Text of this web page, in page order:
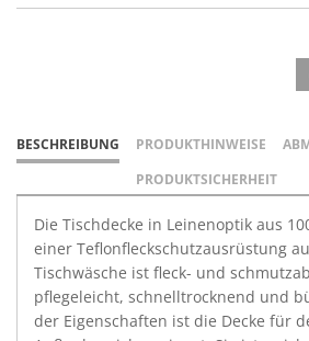
BESCHREIBUNG PRODUKTHINWEISE
PRODUKTSICHERHEIT
Die Tischdecke in Leinenoptik aus
einer Teflonfleckschutzausrüstung
Tischwäsche ist fleck- und
pflegeleicht, schnelltrocknend und
der Eigenschaften ist die Decke für